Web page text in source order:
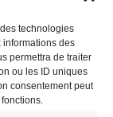
technologies
informations des
permettra de traiter
ou les ID uniques
consentement peut